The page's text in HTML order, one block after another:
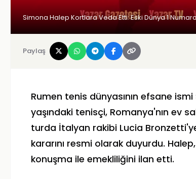
Simona Halep Kortlara Veda Etti: Eski Dünya 1
Paylaş
Rumen tenis dünyasının efsane
yaşındaki tenisçi, Romanya'nın ev
turda İtalyan rakibi Lucia
kararını resmi olarak duyurdu.
konuşma ile emekliliğini ilan etti.